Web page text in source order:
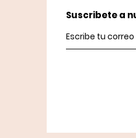
Suscribete a